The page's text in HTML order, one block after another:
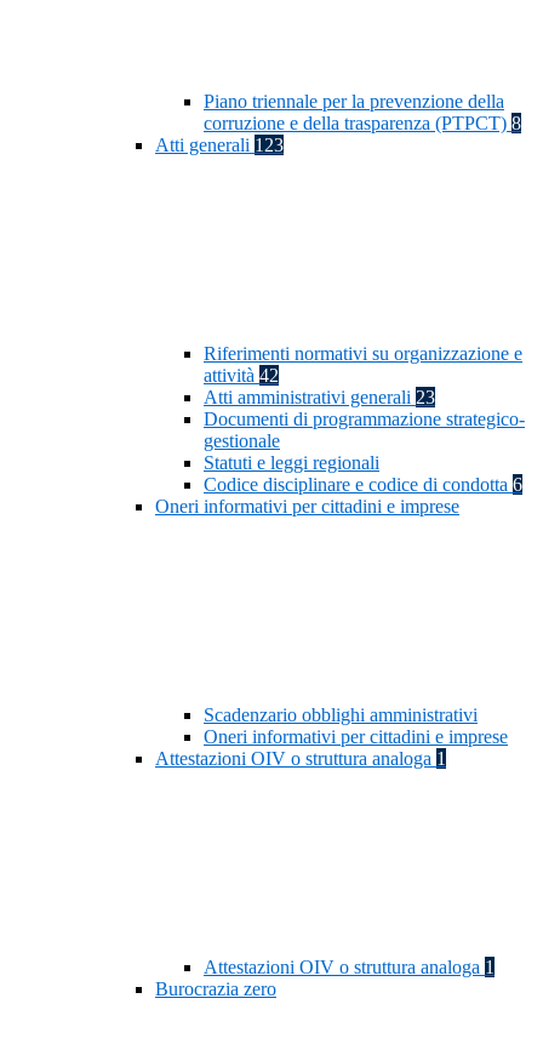
Piano triennale per la prevenzione della
corruzione e della trasparenza (PTPCT) 8
Atti generali 123
Riferimenti normativi su organizzazione e
attività 42
Atti amministrativi generali 23
Documenti di programmazione strategico-
gestionale
Statuti e leggi regionali
Codice disciplinare e codice di condotta 6
Oneri informativi per cittadini e imprese
Scadenzario obblighi amministrativi
Oneri informativi per cittadini e imprese
Attestazioni OIV o struttura analoga 1
Attestazioni OIV o struttura analoga 1
Burocrazia zero